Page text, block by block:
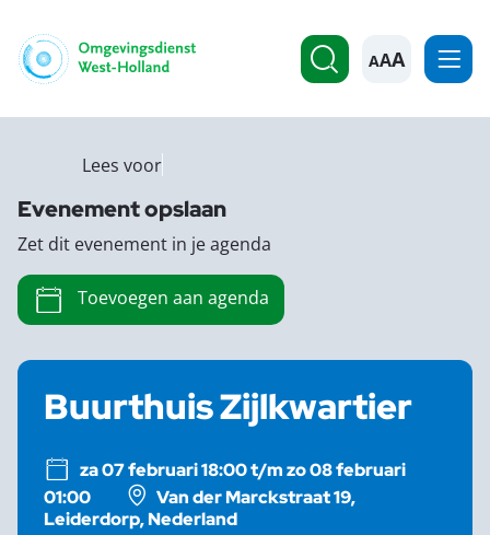
A
Buurthuis Zijlkwartier
za 07 februari 18:00 t/m zo 08 februari
01:00
Van der Marckstraat 19,
Leiderdorp, Nederland
Lees voor
Evenement opslaan
Zet dit evenement in je agenda
Toevoegen aan agenda